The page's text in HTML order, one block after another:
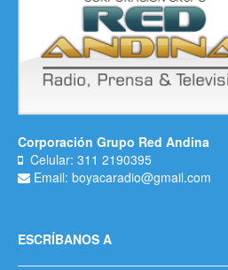
Corporación Grupo Red Andina
Celular: 311 2190395
Email: boyacaradio@gmail.com
ESCRÍBANOS A